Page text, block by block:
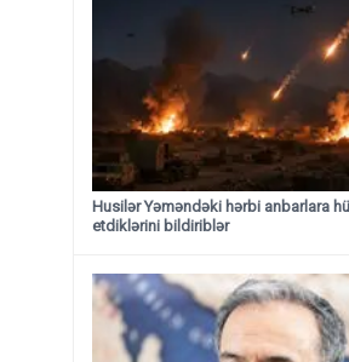
Husilər Yəməndəki hərbi anbarlara
etdiklərini bildiriblər